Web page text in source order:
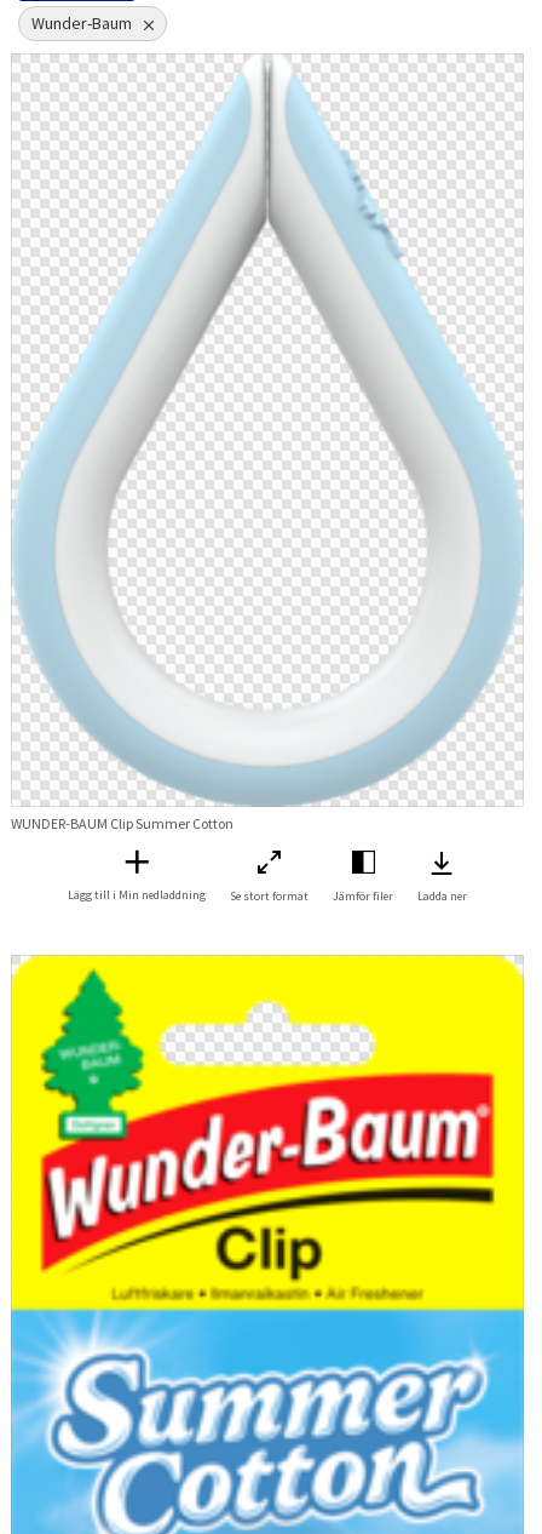
Wunder-Baum
WUNDER-BAUM Clip Summer Cotton
Lägg till i Min nedladdning Se stort format Jämför filer Ladda ner